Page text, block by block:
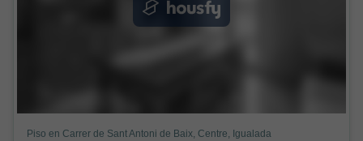
Piso en Carrer de Sant Antoni de Baix, Centre, Igualada